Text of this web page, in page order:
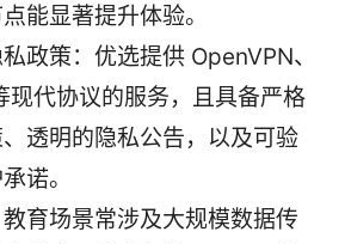
能显著提升体验。
政策：优选提供 OpenVPN、
代协议的服务，且具备严格
透明的隐私公告，以及可验
诺。
育场景常涉及大规模数据传